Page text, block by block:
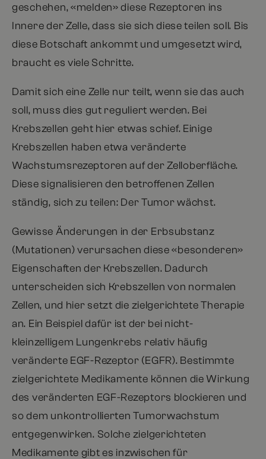
geschehen, «melden» diese Rezeptoren ins
Innere der Zelle, dass sie sich diese teilen soll. Bis
diese Botschaft ankommt und umgesetzt wird,
braucht es viele Schritte.
Damit sich eine Zelle nur teilt, wenn sie das auch
soll, muss dies gut reguliert werden. Bei
Krebszellen geht hier etwas schief. Einige
Krebszellen haben etwa veränderte
Wachstumsrezeptoren auf der Zelloberfläche.
Diese signalisieren den betroffenen Zellen
ständig, sich zu teilen: Der Tumor wächst.
Gewisse Änderungen in der Erbsubstanz
(Mutationen) verursachen diese «besonderen»
Eigenschaften der Krebszellen. Dadurch
unterscheiden sich Krebszellen von normalen
Zellen, und hier setzt die zielgerichtete Therapie
an. Ein Beispiel dafür ist der bei nicht-
kleinzelligem Lungenkrebs relativ häufig
veränderte EGF-Rezeptor (EGFR). Bestimmte
zielgerichtete Medikamente können die Wirkung
des veränderten EGF-Rezeptors blockieren und
so dem unkontrollierten Tumorwachstum
entgegenwirken. Solche zielgerichteten
Medikamente gibt es inzwischen für